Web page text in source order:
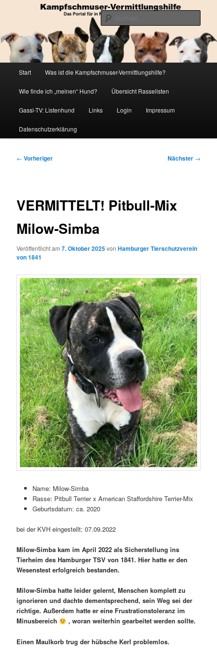
springenKampfschmuser-Vermittlungshilfe
Die Datenbank für in Not geratene Listenhunde
Start Was ist die Kampfschmuser-Vermittlungshilfe?
Wie finde ich „meinen“ Hund? Übersicht Rasselisten
Gassi-TV: Listenhund Links Login Impressum
Datenschutzerklärung
Beitragsnavigation
← Vorheriger Nächster →
VERMITTELT! Pitbull-Mix
Milow-Simba
Veröffentlicht am7. Oktober 2025vonHamburger Tierschutzverein
von 1841
Name: Milow-Simba
Rasse: Pitbull Terrier x American Staffordshire Terrier-Mix
Geburtsdatum: ca. 2020
bei der KVH eingestellt: 07.09.2022
Milow-Simba kam im April 2022 als Sicherstellung ins
Tierheim des Hamburger TSV von 1841. Hier hatte er den
Wesenstest erfolgreich bestanden.
Milow-Simba hatte leider gelernt, Menschen komplett zu
ignorieren und dachte dementsprechend, sein Weg sei der
richtige. Außerdem hatte er eine Frustrationstoleranz im
Minusbereich
, woran weiterhin gearbeitet werden sollte.
Einen Maulkorb trug der hübsche Kerl problemlos.